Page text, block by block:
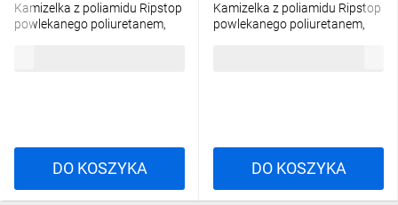
Kamizelka z poliamidu Ripstop
powlekanego poliuretanem,
DO KOSZYKA
Kamizelka z poliamidu Ripstop
powlekanego poliuretanem,
DO KOSZYKA